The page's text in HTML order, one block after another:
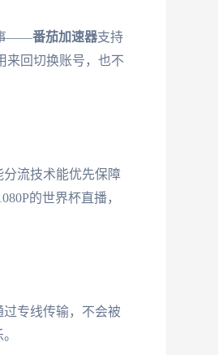
事——番茄加速器支持
来回切换账号，也不
流技术能优先保障
的世界杯直播，
专线传输，不会被